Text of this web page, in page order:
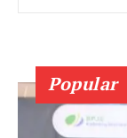
Popular